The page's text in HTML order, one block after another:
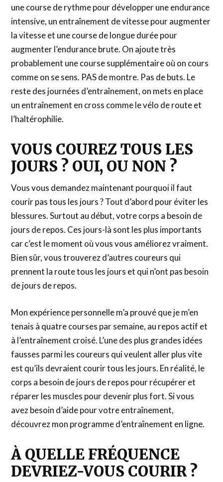
une course de rythme pour développer une endurance
intensive, un entraînement de vitesse pour augmenter
la vitesse et une course de longue durée pour
augmenter l’endurance brute. On ajoute très
probablement une course supplémentaire où on cours
comme on se sens. PAS de montre. Pas de buts. Le
reste des journées d’entraînement, on mets en place
un entraînement en cross comme le vélo de route et
l’haltérophilie.
VOUS COUREZ TOUS LES
JOURS ? OUI, OU NON ?
Vous vous demandez maintenant pourquoi il faut
courir pas tous les jours ? Tout d’abord pour éviter les
blessures. Surtout au début, votre corps a besoin de
jours de repos. Ces jours-là sont les plus importants
car c’est le moment où vous vous améliorez vraiment.
Bien sûr, vous trouverez d’autres coureurs qui
prennent la route tous les jours et qui n’ont pas besoin
de jours de repos.
Mon expérience personnelle m’a prouvé que je m’en
tenais à quatre courses par semaine, au repos actif et
à l’entraînement croisé. L’une des plus grandes idées
fausses parmi les coureurs qui veulent aller plus vite
est qu’ils devraient courir tous les jours. En réalité, le
corps a besoin de jours de repos pour récupérer et
réparer les muscles pour devenir plus fort. Si vous
avez besoin d’aide pour votre entraînement,
découvrez mon programme d’entraînement en ligne.
À QUELLE FRÉQUENCE
DEVRIEZ-VOUS COURIR ?